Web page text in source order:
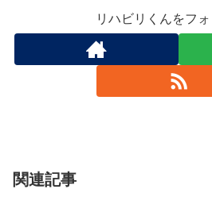
リハビリくんをフ
関連記事